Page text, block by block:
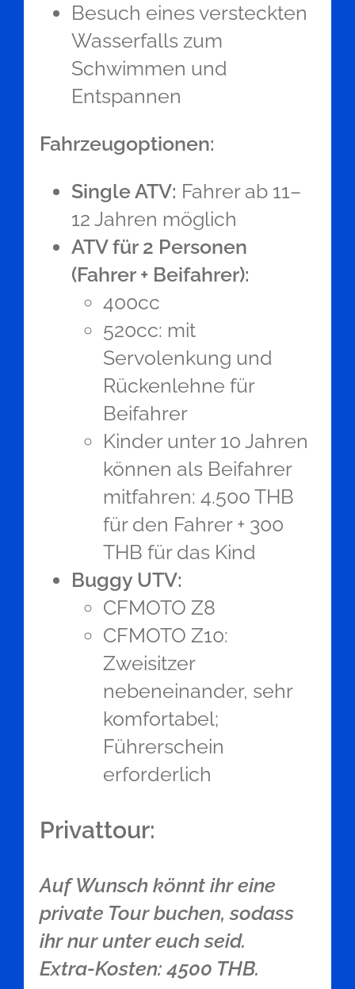
Besuch eines versteckten
Wasserfalls zum
Schwimmen und
Entspannen
Fahrzeugoptionen:
Single ATV: Fahrer ab 11–
12 Jahren möglich
ATV für 2 Personen
(Fahrer + Beifahrer):
400cc
520cc: mit
Servolenkung und
Rückenlehne für
Beifahrer
Kinder unter 10 Jahren
können als Beifahrer
mitfahren: 4.500 THB
für den Fahrer + 300
THB für das Kind
Buggy UTV:
CFMOTO Z8
CFMOTO Z10:
Zweisitzer
nebeneinander, sehr
komfortabel;
Führerschein
erforderlich
Privattour:
Auf Wunsch könnt ihr eine
private Tour buchen, sodass
ihr nur unter euch seid.
Extra-Kosten: 4500 THB.